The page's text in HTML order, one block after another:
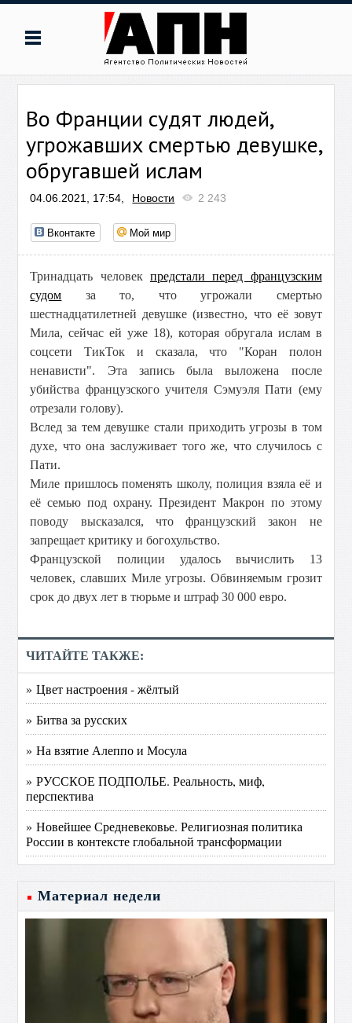
Во Франции судят людей,
угрожавших смертью девушке,
обругавшей ислам
04.06.2021, 17:54, Новости 2 243
Вконтакте Мой мир
Тринадцать человек предстали перед французским
судом за то, что угрожали смертью
шестнадцатилетней девушке (известно, что её зовут
Мила, сейчас ей уже 18), которая обругала ислам в
соцсети ТикТок и сказала, что "Коран полон
ненависти". Эта запись была выложена после
убийства французского учителя Сэмуэля Пати (ему
отрезали голову).
Вслед за тем девушке стали приходить угрозы в том
духе, что она заслуживает того же, что случилось с
Пати.
Миле пришлось поменять школу, полиция взяла её и
её семью под охрану. Президент Макрон по этому
поводу высказался, что французский закон не
запрещает критику и богохульство.
Французской полиции удалось вычислить 13
человек, славших Миле угрозы. Обвиняемым грозит
срок до двух лет в тюрьме и штраф 30 000 евро.
ЧИТАЙТЕ ТАКЖЕ:
» Цвет настроения - жёлтый
» Битва за русских
» На взятие Алеппо и Мосула
» РУССКОЕ ПОДПОЛЬЕ. Реальность, миф,
перспектива
» Новейшее Средневековье. Религиозная политика
России в контексте глобальной трансформации
Материал недели